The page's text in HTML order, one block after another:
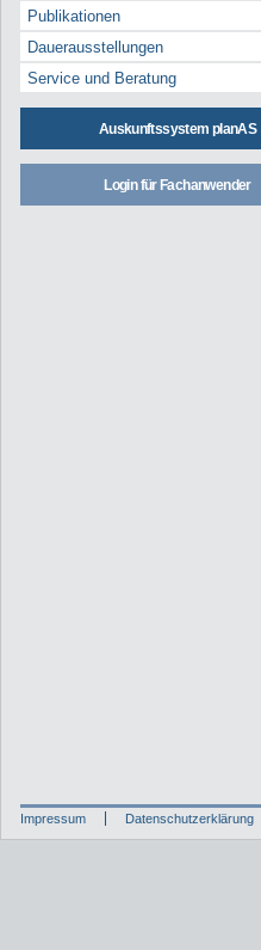
Publikationen
Dauerausstellungen
Service und Beratung
Auskunftssystem planAS
Login für Fachanwender
Impressum Datenschutzerklärung